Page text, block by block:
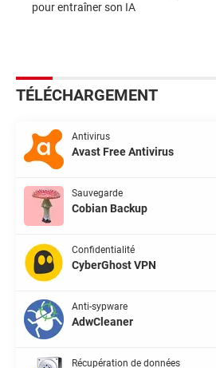
pour entraîner son IA
TÉLÉCHARGEMENT
Antivirus
Avast Free Antivirus
Sauvegarde
Cobian Backup
Confidentialité
CyberGhost VPN
Anti-sypware
AdwCleaner
Récupération de données